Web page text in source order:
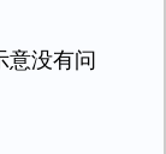
意没有问